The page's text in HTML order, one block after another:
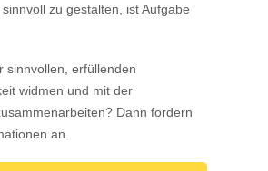
zu gestalten, ist Aufgabe
sinnvollen, erfüllenden
widmen und mit der
Dann fordern
an.